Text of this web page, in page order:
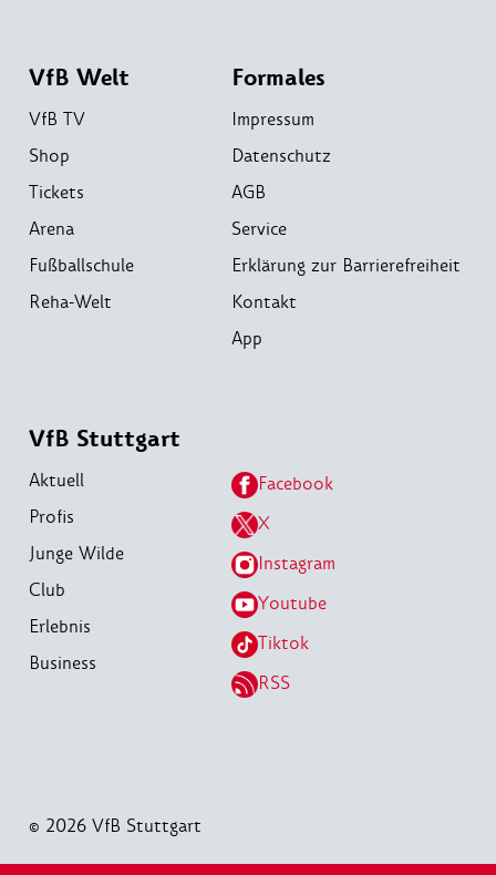
VfB Welt
VfB TV
Shop
Tickets
Arena
Fußballschule
Reha-Welt
Formales
Impressum
Datenschutz
AGB
Service
Erklärung zur Barrierefreiheit
Kontakt
App
VfB Stuttgart
Aktuell
Profis
Junge Wilde
Club
Erlebnis
Business
Facebook
X
Instagram
Youtube
Tiktok
RSS
© 2026 VfB Stuttgart